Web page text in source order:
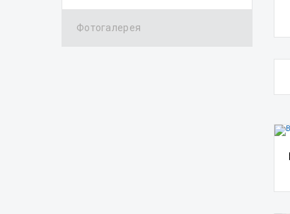
Фотогалерея